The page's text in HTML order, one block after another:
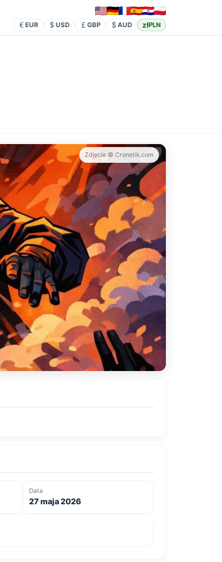
EUR USD GBP AUD złPLN
Zdjęcie © Cronetik.com
Data
27 maja 2026